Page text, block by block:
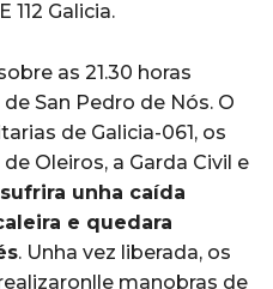
Galicia.
as 21.30 horas
San Pedro de Nós. O
de Galicia-061, os
Oleiros, a Garda Civil e
unha caída
e quedara
. Unha vez liberada, os
manobras de